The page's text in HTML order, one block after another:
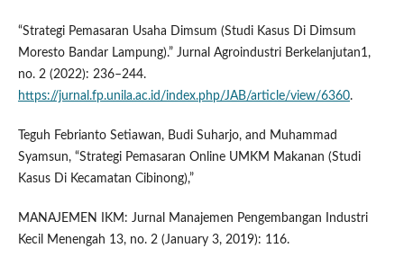
“Strategi Pemasaran Usaha Dimsum (Studi Kasus Di Dimsum
Moresto Bandar Lampung).” Jurnal Agroindustri Berkelanjutan1,
no. 2 (2022): 236–244.
https://jurnal.fp.unila.ac.id/index.php/JAB/article/view/6360.
Teguh Febrianto Setiawan, Budi Suharjo, and Muhammad
Syamsun, “Strategi Pemasaran Online UMKM Makanan (Studi
Kasus Di Kecamatan Cibinong),”
MANAJEMEN IKM: Jurnal Manajemen Pengembangan Industri
Kecil Menengah 13, no. 2 (January 3, 2019): 116.